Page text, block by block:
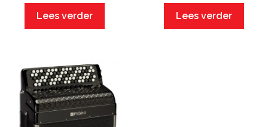
Lees verder Lees verder